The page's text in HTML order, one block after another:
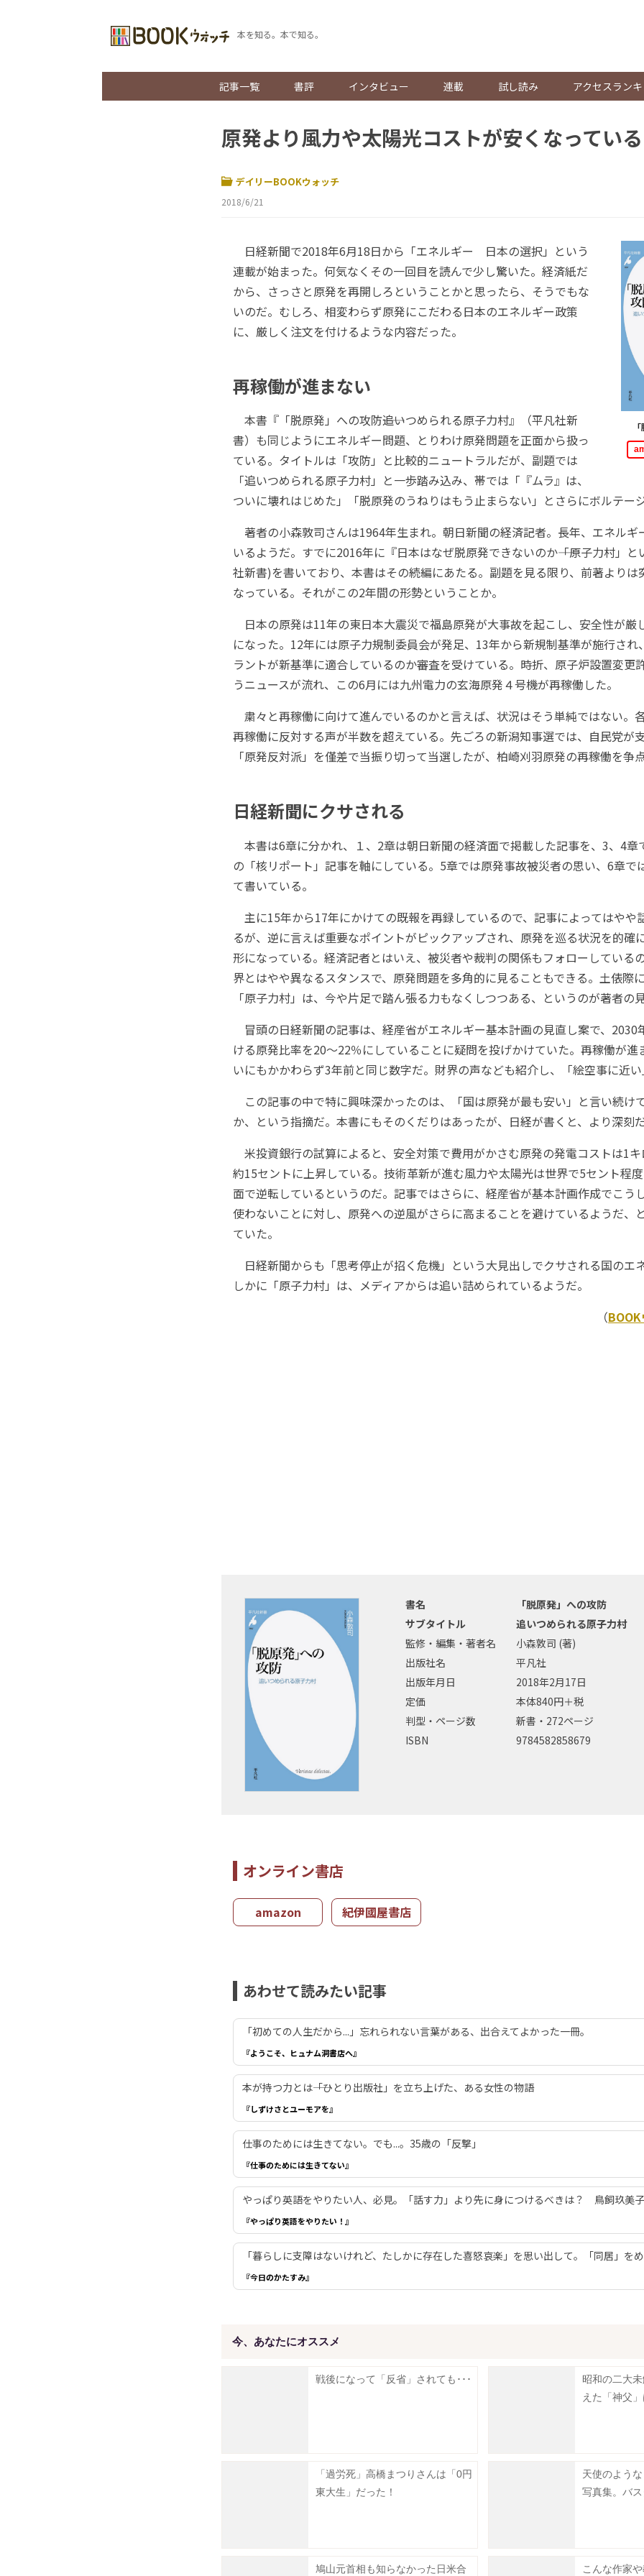
本を知る。本で知る。
記事一覧 書評 インタビュー 連載 試し読み アクセスラン
原発より風力や太陽光コストが安くなっている
デイリーBOOKウォッチ
2018/6/21
日経新聞で2018年6月18日から「エネルギー 日本の選択」という
連載が始まった。何気なくその一回目を読んで少し驚いた。経済紙だ
から、さっさと原発を再開しろということかと思ったら、そうでもな
いのだ。むしろ、相変わらず原発にこだわる日本のエネルギー政策
に、厳しく注文を付けるような内容だった。
再稼働が進まない
本書『「脱原発」への攻防――追いつめられる原子力村』（平凡社新
書）も同じようにエネルギー問題、とりわけ原発問題を正面から扱っ
ている。タイトルは「攻防」と比較的ニュートラルだが、副題では
「追いつめられる原子力村」と一歩踏み込み、帯では「『ムラ』は、
ついに壊れはじめた」「脱原発のうねりはもう止まらない」とさらにボルテー
著者の小森敦司さんは1964年生まれ。朝日新聞の経済記者。長年、エネルギ
いるようだ。すでに2016年に『日本はなぜ脱原発できないのか――「原子力村」
社新書)を書いており、本書はその続編にあたる。副題を見る限り、前著よりは
なっている。それがこの2年間の形勢ということか。
日本の原発は11年の東日本大震災で福島原発が大事故を起こし、安全性が厳
になった。12年には原子力規制委員会が発足、13年から新規制基準が施行され
ラントが新基準に適合しているのか審査を受けている。時折、原子炉設置変更
うニュースが流れ、この6月には九州電力の玄海原発４号機が再稼働した。
粛々と再稼働に向けて進んでいるのかと言えば、状況はそう単純ではない。
再稼働に反対する声が半数を超えている。先ごろの新潟知事選では、自民党が
「原発反対派」を僅差で当振り切って当選したが、柏崎刈羽原発の再稼働を争
日経新聞にクサされる
本書は6章に分かれ、１、2章は朝日新聞の経済面で掲載した記事を、3、4章
の「核リポート」記事を軸にしている。5章では原発事故被災者の思い、6章で
て書いている。
主に15年から17年にかけての既報を再録しているので、記事によってはやや
るが、逆に言えば重要なポイントがピックアップされ、原発を巡る状況を的確
形になっている。経済記者とはいえ、被災者や裁判の関係もフォローしている
界とはやや異なるスタンスで、原発問題を多角的に見ることもできる。土俵際
「原子力村」は、今や片足で踏ん張る力もなくしつつある、というのが著者の
冒頭の日経新聞の記事は、経産省がエネルギー基本計画の見直し案で、2030
ける原発比率を20～22％にしていることに疑問を投げかけていた。再稼働が進
いにもかかわらず3年前と同じ数字だ。財界の声なども紹介し、「絵空事に近い
この記事の中で特に興味深かったのは、「国は原発が最も安い」と言い続け
か、という指摘だ。本書にもそのくだりはあったが、日経が書くと、より深刻だ
米投資銀行の試算によると、安全対策で費用がかさむ原発の発電コストは1キ
約15セントに上昇している。技術革新が進む風力や太陽光は世界で5セント程
面で逆転しているというのだ。記事ではさらに、経産省が基本計画作成でこう
使わないことに対し、原発への逆風がさらに高まることを避けているようだ、
ていた。
日経新聞からも「思考停止が招く危機」という大見出しでクサされる国のエ
しかに「原子力村」は、メディアからは追い詰められているようだ。
（
書名
「脱原発」への攻防
サブタイトル
追いつめられる原子力村
監修・編集・著者名
小森敦司 (著)
出版社名
平凡社
出版年月日
2018年2月17日
定価
本体840円＋税
判型・ページ数
新書・272ページ
ISBN
9784582858679
オンライン書店
amazon 紀伊國屋書店
あわせて読みたい記事
「初めての人生だから...」忘れられない言葉がある、出合えてよかった一冊。
『ようこそ、ヒュナム洞書店へ』
本が持つ力とは――「ひとり出版社」を立ち上げた、ある女性の物語
『しずけさとユーモアを』
仕事のためには生きてない。でも...。35歳の「反撃」
『仕事のためには生きてない』
やっぱり英語をやりたい人、必見。「話す力」より先に身につけるべきは？ 鳥飼玖美
『やっぱり英語をやりたい！』
「暮らしに支障はないけれど、たしかに存在した喜怒哀楽」を思い出して。「同居」をめ
『今日のかたすみ』
今、あなたにオススメ
戦後になって「反省」されても･･･
昭和の二大
えた「神父」
「過労死」高橋まつりさんは「0円
東大生」だった！
天使のよう
写真集。バ
鳩山元首相も知らなかった日米合 こんな作家